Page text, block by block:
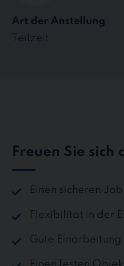
Art der Anstellung
Teilzeit
Freuen Sie sich
Einen sicheren Job
Flexibilität in der
Gute